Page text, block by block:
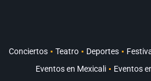
Conciertos Teatro Deportes
Eventos en Mexicali
Eventos